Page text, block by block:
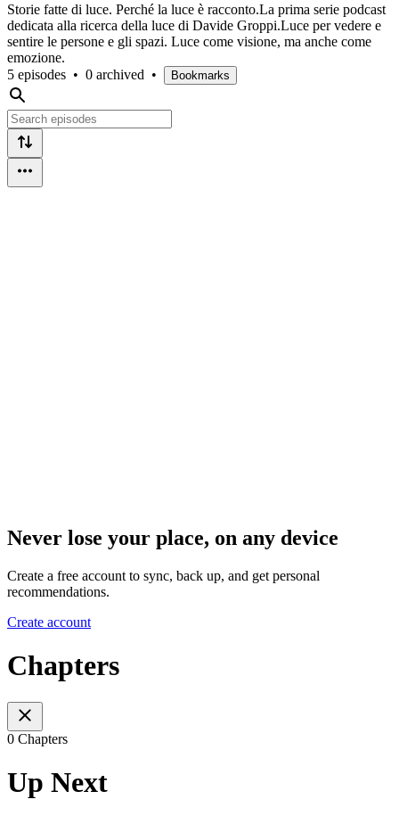
Storie fatte di luce. Perché la luce è racconto.La prima serie podcast
dedicata alla ricerca della luce di Davide Groppi.Luce per vedere e
sentire le persone e gli spazi. Luce come visione, ma anche come
emozione.
5 episodes • 0 archived • Bookmarks
Never lose your place, on any device
Create a free account to sync, back up, and get personal
recommendations.
Create account
Chapters
0 Chapters
Up Next